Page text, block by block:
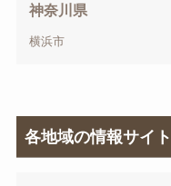
神奈川県
横浜市
各地域の情報サイト